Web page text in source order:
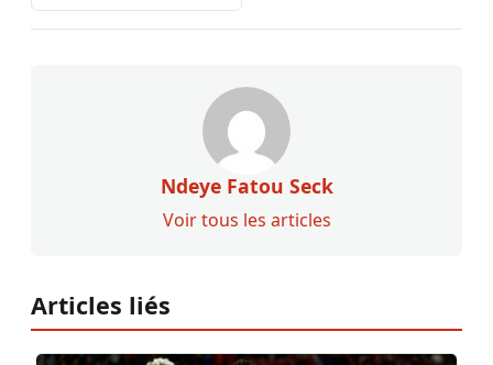
Ndeye Fatou Seck
Voir tous les articles
Articles liés